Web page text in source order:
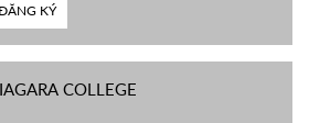
KÝ
COLLEGE